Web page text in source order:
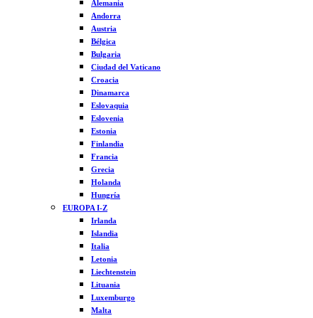
Alemania
Andorra
Austria
Bélgica
Bulgaria
Ciudad del Vaticano
Croacia
Dinamarca
Eslovaquia
Eslovenia
Estonia
Finlandia
Francia
Grecia
Holanda
Hungría
EUROPA I-Z
Irlanda
Islandia
Italia
Letonia
Liechtenstein
Lituania
Luxemburgo
Malta